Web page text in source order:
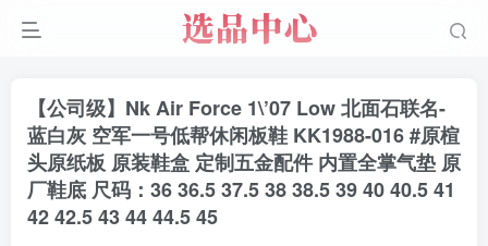
【公司级】Nk Air Force 1\’07 Low 北面石联名-
蓝白灰 空军一号低帮休闲板鞋 KK1988-016 #原楦
头原纸板 原装鞋盒 定制五金配件 内置全掌气垫 原
厂鞋底 尺码：36 36.5 37.5 38 38.5 39 40 40.5 41
42 42.5 43 44 44.5 45